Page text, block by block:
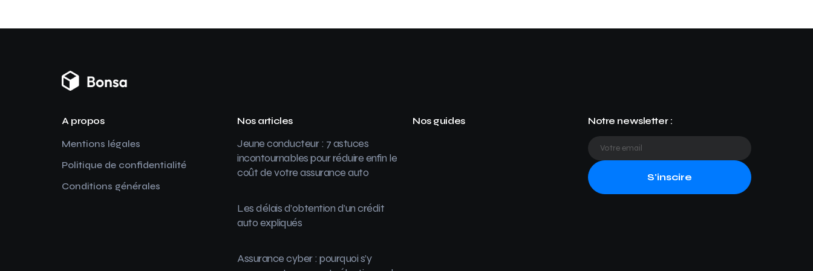
A propos
Mentions légales
Politique de confidentialité
Conditions générales
Nos articles
Jeune conducteur : 7 astuces
incontournables pour réduire enfin le
coût de votre assurance auto
Les délais d’obtention d’un crédit
auto expliqués
Assurance cyber : pourquoi s’y
Nos guides Notre newsletter :
S'inscire